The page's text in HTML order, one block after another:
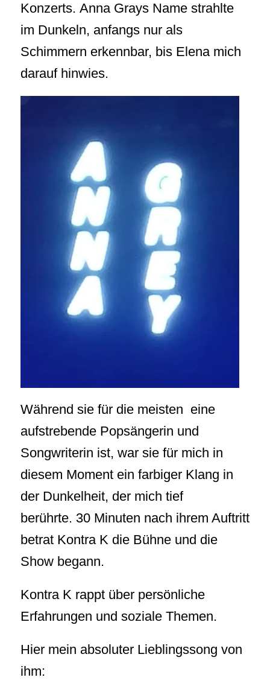
Konzerts. Anna Grays Name strahlte
im Dunkeln, anfangs nur als
Schimmern erkennbar, bis Elena mich
darauf hinwies.
Während sie für die meisten eine
aufstrebende Popsängerin und
Songwriterin ist, war sie für mich in
diesem Moment ein farbiger Klang in
der Dunkelheit, der mich tief
berührte. 30 Minuten nach ihrem Auftritt
betrat Kontra K die Bühne und die
Show begann.
Kontra K rappt über persönliche
Erfahrungen und soziale Themen.
Hier mein absoluter Lieblingssong von
ihm: